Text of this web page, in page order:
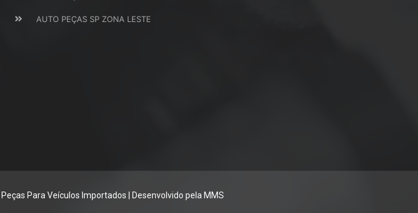
AUTO PEÇAS SP ZONA LESTE
Para Veículos Importados | Desenvolvido pela MMS